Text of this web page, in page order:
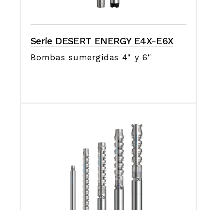
Serie DESERT ENERGY E4X-E6X
Bombas sumergidas 4" y 6"